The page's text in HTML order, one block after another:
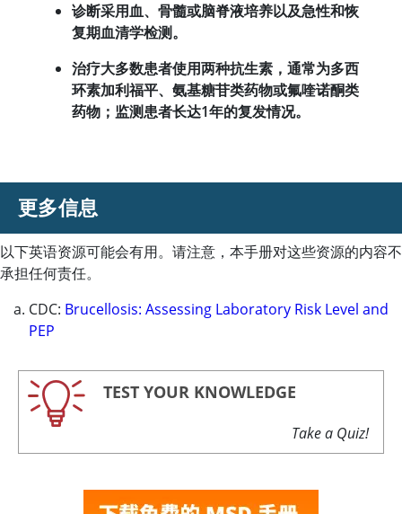
诊断采用血、骨髓或脑脊液培养以及急性和恢
复期血清学检测。
治疗大多数患者使用两种抗生素，通常为多西
环素加利福平、氨基糖苷类药物或氟喹诺酮类
药物；监测患者长达1年的复发情况。
更多信息
以下英语资源可能会有用。请注意，本手册对这些资源的内容不
承担任何责任。
CDC: Brucellosis: Assessing Laboratory Risk Level and
PEP
TEST YOUR KNOWLEDGE
Take a Quiz!